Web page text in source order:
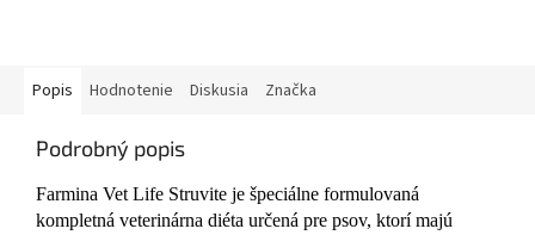
Popis Hodnotenie Diskusia Značka
Podrobný popis
Farmina Vet Life Struvite je špeciálne formulovaná
kompletná veterinárna diéta určená pre psov, ktorí majú